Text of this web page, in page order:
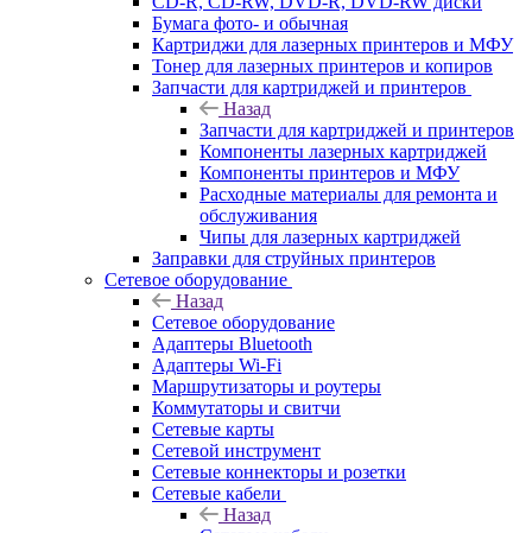
Бумага фото- и обычная
Картриджи для лазерных принтеров и МФУ
Тонер для лазерных принтеров и копиров
Запчасти для картриджей и принтеров
Назад
Запчасти для картриджей и принтеров
Компоненты лазерных картриджей
Компоненты принтеров и МФУ
Расходные материалы для ремонта и
обслуживания
Чипы для лазерных картриджей
Заправки для струйных принтеров
Сетевое оборудование
Назад
Сетевое оборудование
Адаптеры Bluetooth
Адаптеры Wi-Fi
Маршрутизаторы и роутеры
Коммутаторы и свитчи
Сетевые карты
Сетевой инструмент
Сетевые коннекторы и розетки
Сетевые кабели
Назад